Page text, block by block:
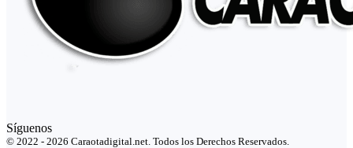
Síguenos
© 2022 - 2026 Caraotadigital.net. Todos los Derechos Reservados.